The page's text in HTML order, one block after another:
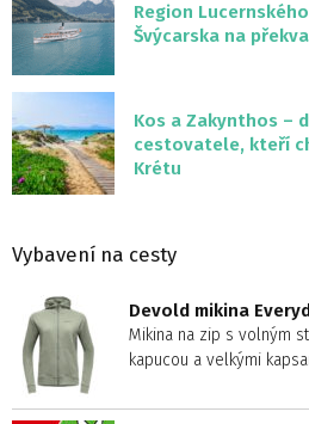
Region
Švýcarska na
Kos a Zakynthos –
cestovatele, kteří
Krétu
Vybavení na cesty
Devold mikina
Mikina na zip s volným
kapucou a velkými